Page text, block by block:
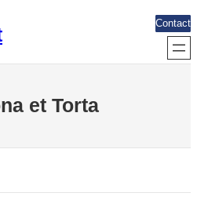
Contact
et Torta